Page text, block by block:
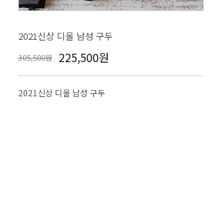
2021신상 디올 남성 구두
305,500원 225,500원
2021신상 디올 남성 구두